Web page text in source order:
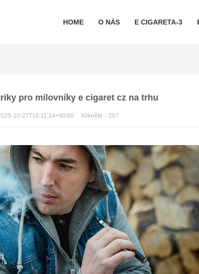
HOME O NÁS E CIGARETA-3
pro milovníky e cigaret cz na trhu
10-27T16:11:14+00:00 Klikněte：267